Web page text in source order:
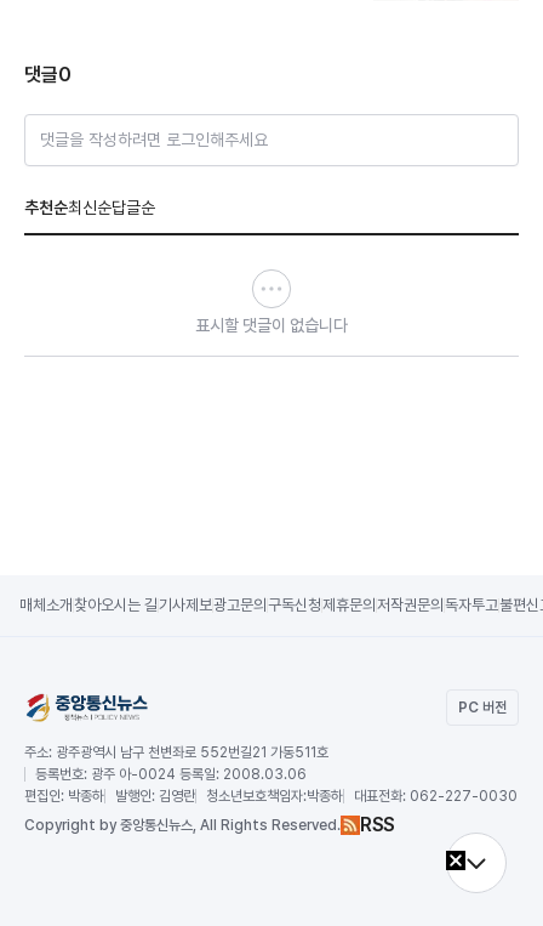
댓글0
댓글을 작성하려면 로그인해주세요
추천순최신순답글순
표시할 댓글이 없습니다
매체소개 찾아오시는 길기사제보광고문의 구독신청제휴문의 저작권문의 독자투고불편신
PC 버전
주소: 광주광역시 남구 천변좌로 552번길21 가동511호
등록번호: 광주 아-0024 등록일: 2008.03.06
편집인: 박종하 발행인: 김영란 청소년보호책임자:박종하 대표전화: 062-227-0030
Copyright by 중앙통신뉴스, All Rights Reserved. RSS